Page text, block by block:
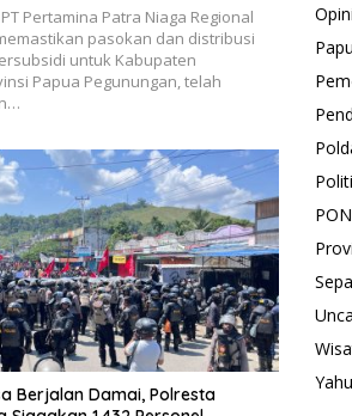
PT Pertamina Patra Niaga Regional
pasokan dan distribusi
untuk Kabupaten
Papua Pegunungan, telah
Berjalan Damai, Polresta